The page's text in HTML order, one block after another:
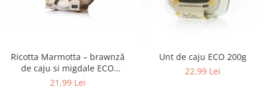
Ricotta Marmotta – brawnză
de caju si migdale ECO
proaspătă 150g
21,99 Lei
Unt de caju ECO 200g
22,99 Lei